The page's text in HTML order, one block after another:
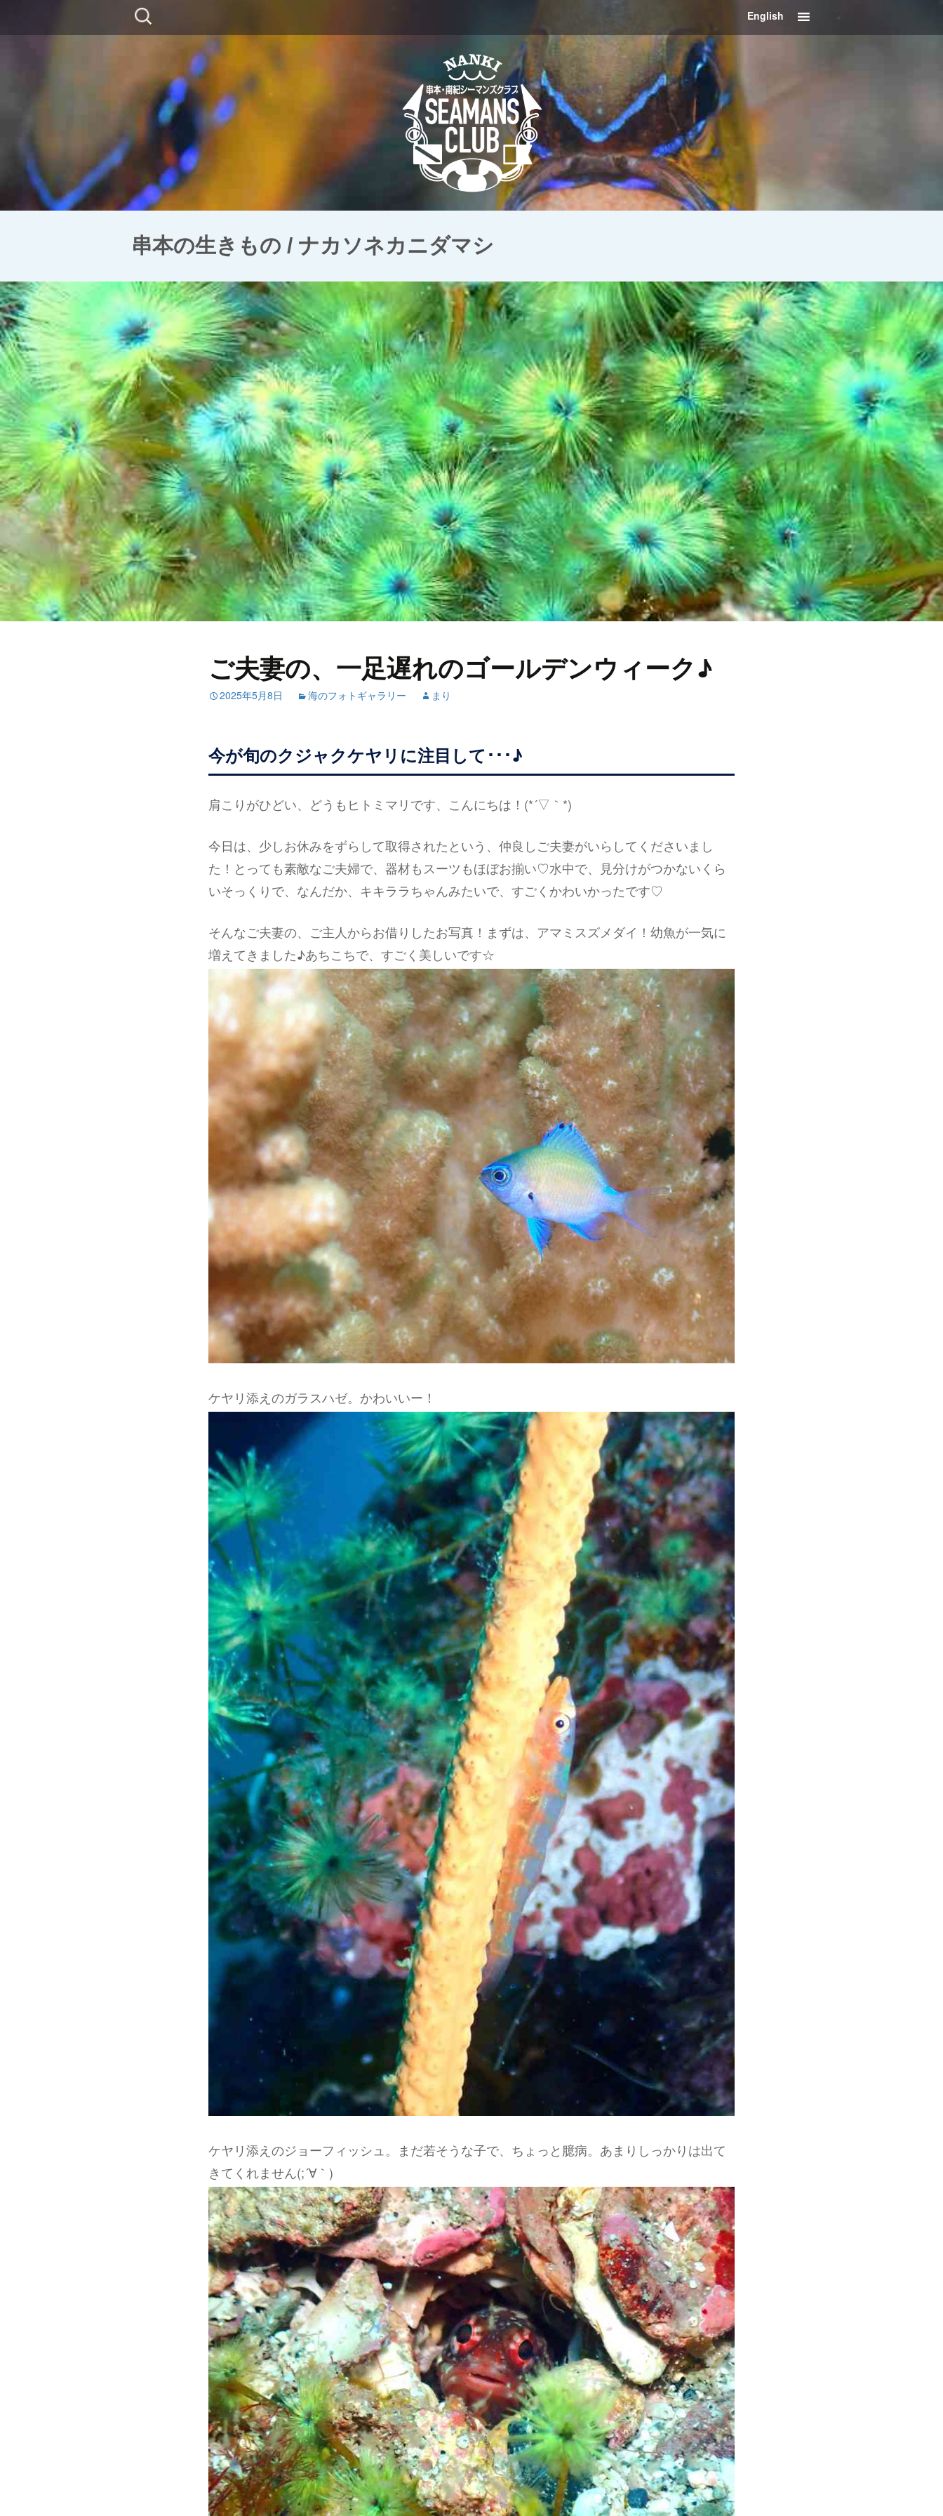
検
索:
コ
ン
テ
English
串本の生きもの / ナカソネカニダマシ
ご夫妻の、一足遅れのゴールデンウィーク♪
2025年5月8日 海のフォトギャラリー まり
今が旬のクジャクケヤリに注目して･･･♪
肩こりがひどい、どうもヒトミマリです、こんにちは！(*´▽｀*)
今日は、少しお休みをずらして取得されたという、仲良しご夫妻がいらしてくださいまし
た！とっても素敵なご夫婦で、器材もスーツもほぼお揃い♡水中で、見分けがつかないくら
いそっくりで、なんだか、キキララちゃんみたいで、すごくかわいかったです♡
そんなご夫妻の、ご主人からお借りしたお写真！まずは、アマミスズメダイ！幼魚が一気に
増えてきました♪あちこちで、すごく美しいです☆
ケヤリ添えのガラスハゼ。かわいいー！
ケヤリ添えのジョーフィッシュ。まだ若そうな子で、ちょっと臆病。あまりしっかりは出て
きてくれません(;´∀｀)